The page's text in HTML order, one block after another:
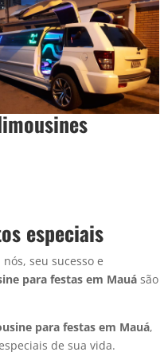
s
especiais
seu sucesso e
para festas em Mauá são
para festas em Mauá,
de sua vida.